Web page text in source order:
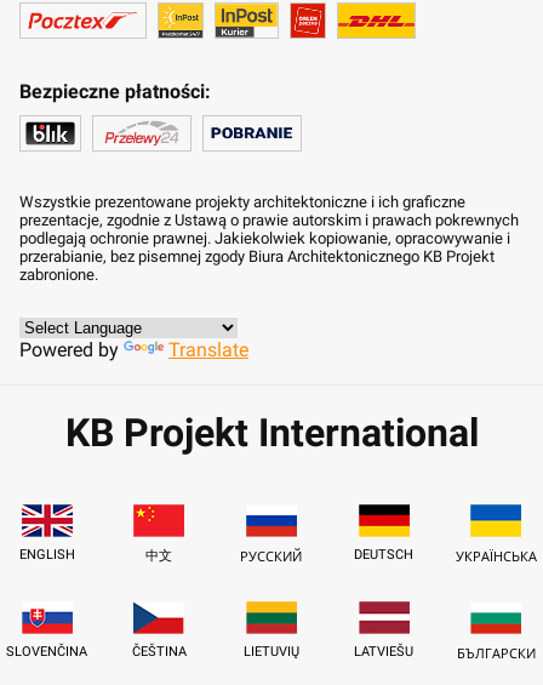
Bezpieczne płatności:
Wszystkie prezentowane projekty architektoniczne i ich graficzne
prezentacje, zgodnie z Ustawą o prawie autorskim i prawach pokrewnych
podlegają ochronie prawnej. Jakiekolwiek kopiowanie, opracowywanie i
przerabianie, bez pisemnej zgody Biura Architektonicznego KB Projekt
zabronione.
Powered by Translate
KB Projekt International
ENGLISH 中文 РУССКИЙ DEUTSCH УКРАЇНСЬКА
SLOVENČINA ČEŠTINA LIETUVIŲ LATVIEŠU БЪЛГАРСКИ